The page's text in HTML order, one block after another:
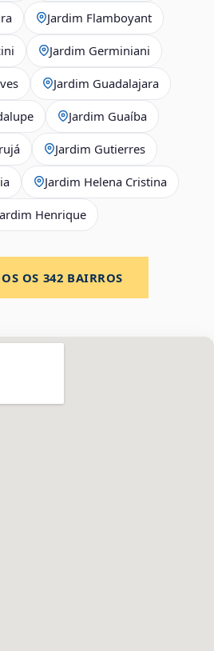
Jardim Flamboyant
Jardim Germiniani
Jardim Guadalajara
Jardim Guaíba
Jardim Gutierres
Jardim Helena Cristina
Henrique
OS 342 BAIRROS